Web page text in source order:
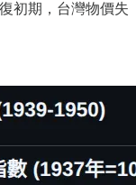
初期，台灣物價失